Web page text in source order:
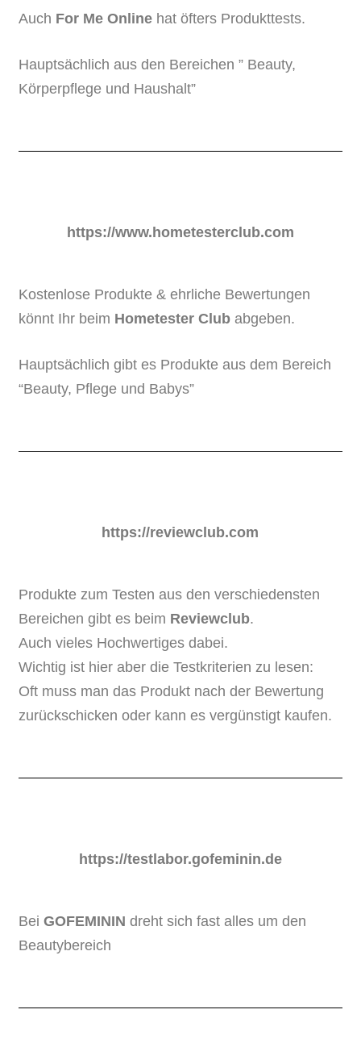
Auch For Me Onlinehat öfters Produkttests.
Hauptsächlich aus den Bereichen ” Beauty,
Körperpflege und Haushalt”
https://www.hometesterclub.com
Kostenlose Produkte & ehrliche Bewertungen
könnt Ihr beim Hometester Club abgeben.
Hauptsächlich gibt es Produkte aus dem Bereich
“Beauty, Pflege und Babys”
https://reviewclub.com
Produkte zum Testen aus den verschiedensten
Bereichen gibt es beim Reviewclub.
Auch vieles Hochwertiges dabei.
Wichtig ist hier aber die Testkriterien zu lesen:
Oft muss man das Produkt nach der Bewertung
zurückschicken oder kann es vergünstigt kaufen.
https://testlabor.gofeminin.de
Bei GOFEMININ dreht sich fast alles um den
Beautybereich